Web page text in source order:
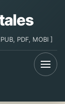
PDF, MOBI ]